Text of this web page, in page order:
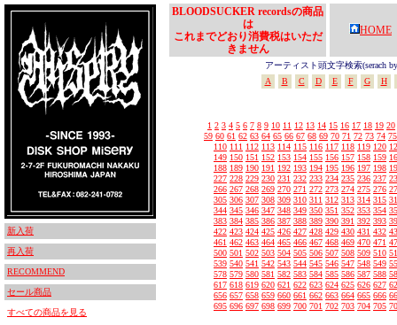
新入荷
再入荷
RECOMMEND
セール商品
すべての商品を見る
BLOODSUCKER recordsの商品
は
これまでどおり消費税はいただ
きません
HOME
アーティスト頭文字検索(serach
A
B C D E F G H
1 2 3 4 5 6 7 8 9 10 11 12 13 14 15 16 17 18 19 20
59 60 61 62 63 64 65 66 67 68 69 70 71 72 73 74 75
110 111 112 113 114 115 116 117 118 119 120
149 150 151 152 153 154 155 156 157 158 159
188 189 190 191 192 193 194 195 196 197 198
227 228 229 230 231 232 233 234 235 236 237
266 267 268 269 270 271 272 273 274 275 276
305 306 307 308 309 310 311 312 313 314 315
344 345 346 347 348 349 350 351 352 353 354
383 384 385 386 387 388 389 390 391 392 393
422 423 424 425 426 427 428 429 430 431 432
461 462 463 464 465 466 467 468 469 470 471
500 501 502 503 504 505 506 507 508 509 510
539 540 541 542 543 544 545 546 547 548 549
578 579 580 581 582 583 584 585 586 587 588
617 618 619 620 621 622 623 624 625 626 627
656 657 658 659 660 661 662 663 664 665 666
695 696 697 698 699 700 701 702 703 704 705